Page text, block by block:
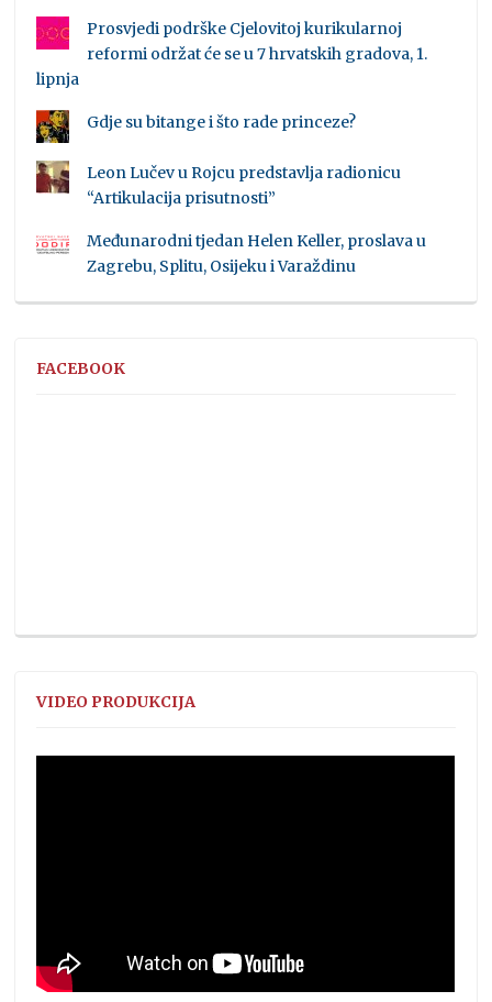
Prosvjedi podrške Cjelovitoj kurikularnoj
reformi održat će se u 7 hrvatskih gradova, 1.
lipnja
Gdje su bitange i što rade princeze?
Leon Lučev u Rojcu predstavlja radionicu
“Artikulacija prisutnosti”
Međunarodni tjedan Helen Keller, proslava u
Zagrebu, Splitu, Osijeku i Varaždinu
FACEBOOK
VIDEO PRODUKCIJA